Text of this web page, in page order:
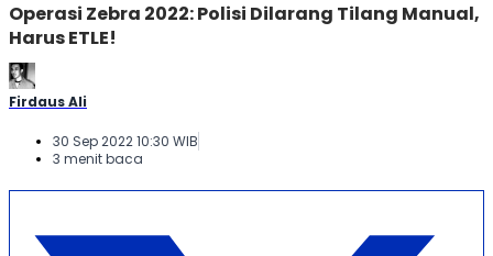
Operasi Zebra 2022: Polisi Dilarang Tilang Manual,
Harus ETLE!
Firdaus Ali
30 Sep 2022 10:30 WIB
3 menit baca